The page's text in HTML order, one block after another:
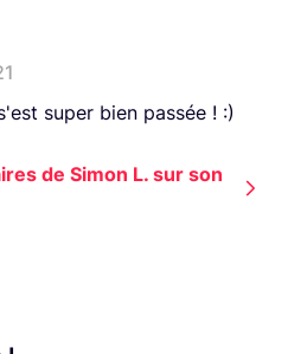
super bien passée ! :)
de Simon L. sur son